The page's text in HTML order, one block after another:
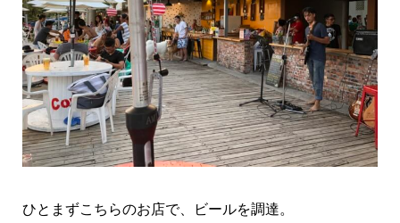
ひとまずこちらのお店で、ビールを調達。